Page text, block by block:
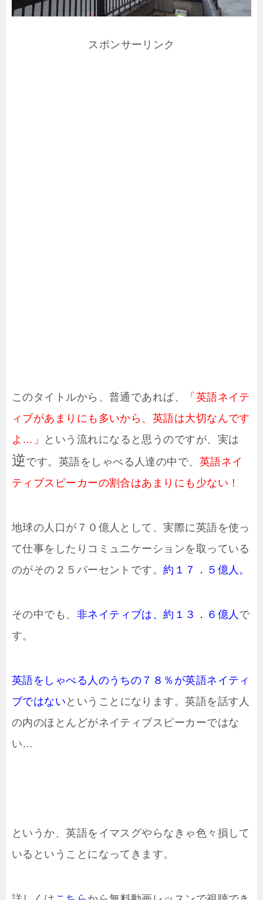
スポンサーリンク
このタイトルから、普通であれば、
「英語ネイテ
ィブがあまりにも多いから、英語は大切なんです
よ…」
という流れになると思うのですが、実は
逆です。英語をしゃべる人達の中で、 英語ネイ
ティブスピーカーの割合はあまりにも少ない！
地球の人口が７０億人として、実際に英語を使っ
て仕事をしたりコミュニケーションを取っている
のがその２５パーセントです。約１７．５億人。
その中でも、 非ネイティブは、約１３．６億人 で
す。
英語をしゃべる人のうちの７８％が英語ネイティ
ブではない ということになります。英語を話す人
の内のほとんどがネイティブスピーカーではな
い…
というか、英語をイマスグやらなきゃ色々損して
いるということになってきます。